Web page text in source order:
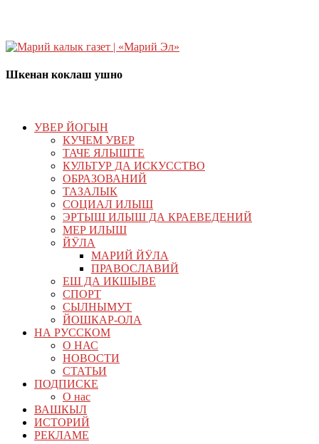
Шкенан коклаш ушно
УВЕР ЙОГЫН
КУЧЕМ УВЕР
ТАЧЕ ЯЛЫШТЕ
КУЛЬТУР ДА ИСКУССТВО
ОБРАЗОВАНИЙ
ТАЗАЛЫК
СОЦИАЛ ИЛЫШ
ЭРТЫШ ИЛЫШ ДА КРАЕВЕДЕНИЙ
МЕР ИЛЫШ
ЙӰЛА
МАРИЙ ЙӰЛА
ПРАВОСЛАВИЙ
ЕШ ДА ИКШЫВЕ
СПОРТ
СЫЛНЫМУТ
ЙОШКАР-ОЛА
НА РУССКОМ
О НАС
НОВОСТИ
СТАТЬИ
ПОДПИСКЕ
О нас
ВАШКЫЛ
ИСТОРИЙ
РЕКЛАМЕ